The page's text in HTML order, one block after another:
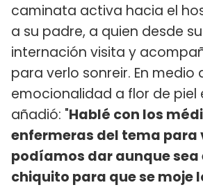
caminata activa hacia el
a su padre, a quien desde
internación visita y
para verlo sonreir. En medio
emocionalidad a flor de piel
añadió: "Hablé con los
enfermeras del tema para
podíamos dar aunque sea
chiquito para que se moje